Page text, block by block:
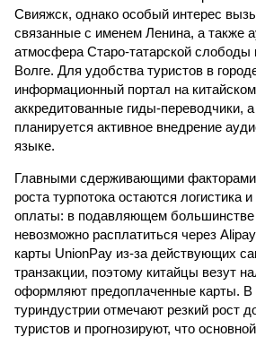
Свияжск, однако особый интерес
связанные с именем Ленина, а также
атмосфера Старо-татарской слободы
Волге. Для удобства туристов в
информационный портал на
аккредитованные гиды-переводчики,
планируется активное внедрение
языке.
Главными сдерживающими факторами
роста турпотока остаются логистика
оплаты: в подавляющем большинстве
невозможно расплатиться через
карты UnionPay из-за действующих
транзакции, поэтому китайцы везут
оформляют предоплаченные карты. В
туриндустрии отмечают резкий рост
туристов и прогнозируют, что